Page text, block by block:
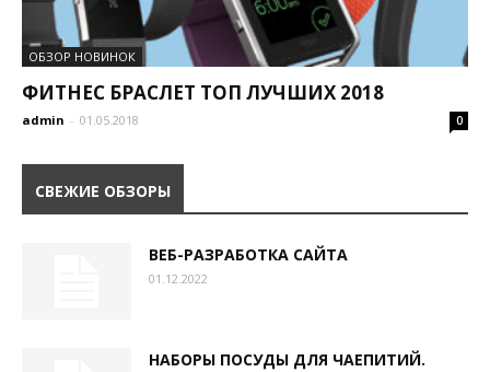
ОБЗОР НОВИНОК
ФИТНЕС БРАСЛЕТ ТОП ЛУЧШИХ 2018
admin - 01.05.2018 0
СВЕЖИЕ ОБЗОРЫ
ВЕБ-РАЗРАБОТКА САЙТА
01.12.2022
НАБОРЫ ПОСУДЫ ДЛЯ ЧАЕПИТИЙ.